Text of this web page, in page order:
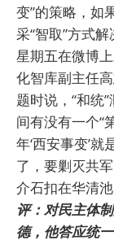
变”的策略，如
采“智取”方式
星期五在微博
化智库副主任
题时说，“和统
间有没有一个“
年‘西安事变’
了，要剿灭共
介石扣在华清
评：对民主体
德，他答应统